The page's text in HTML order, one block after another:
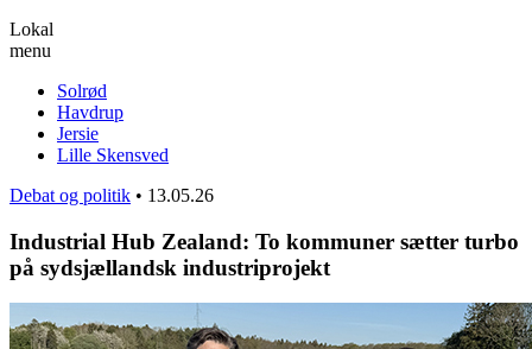
Lokal
menu
Solrød
Havdrup
Jersie
Lille Skensved
Debat og politik • 13.05.26
Industrial Hub Zealand: To kommuner sætter turbo
på sydsjællandsk industriprojekt